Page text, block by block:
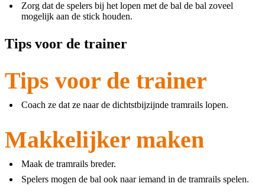
Zorg dat de spelers bij het lopen met de bal de bal zoveel
mogelijk aan de stick houden.
Tips voor de trainer
Tips voor de trainer
Coach ze dat ze naar de dichtstbijzijnde tramrails lopen.
Makkelijker maken
Maak de tramrails breder.
Spelers mogen de bal ook naar iemand in de tramrails spelen.